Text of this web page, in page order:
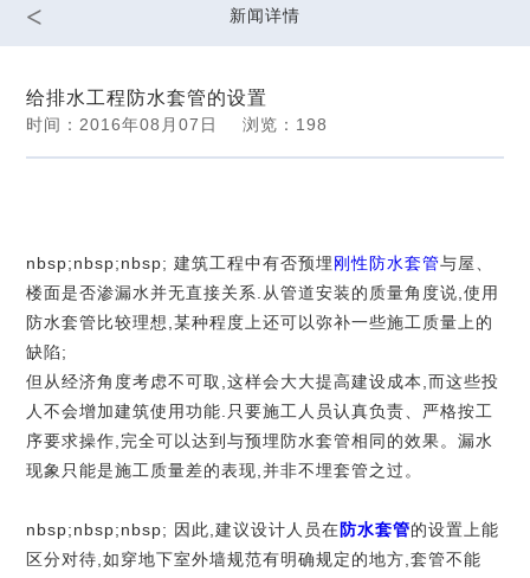
心
实
力
系
我
< 新闻详情
您当前位置：河南郑州蝶阀厂股份有限公司
给排水工程防水套管的设置
时间：2016年08月07日 浏览： 198
nbsp;nbsp;nbsp; 建筑工程中有否预埋刚性防水套管与屋、
楼面是否渗漏水并无直接关系.从管道安装的质量角度说,使用
防水套管比较理想,某种程度上还可以弥补一些施工质量上的
缺陷;
但从经济角度考虑不可取,这样会大大提高建设成本,而这些投
人不会增加建筑使用功能.只要施工人员认真负责、严格按工
序要求操作,完全可以达到与预埋防水套管相同的效果。漏水
现象只能是施工质量差的表现,并非不埋套管之过。
nbsp;nbsp;nbsp; 因此,建议设计人员在防水套管的设置上能
区分对待,如穿地下室外墙规范有明确规定的地方,套管不能